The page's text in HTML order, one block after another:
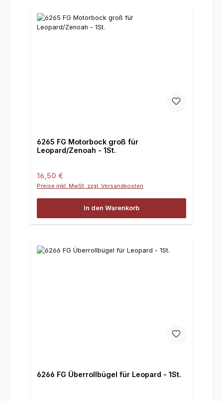
6265 FG Motorbock groß für
Leopard/Zenoah - 1St.
Regulärer Preis:
16,50 €
Preise inkl. MwSt. zzgl. Versandkosten
In den Warenkorb
6266 FG Überrollbügel für Leopard - 1St.